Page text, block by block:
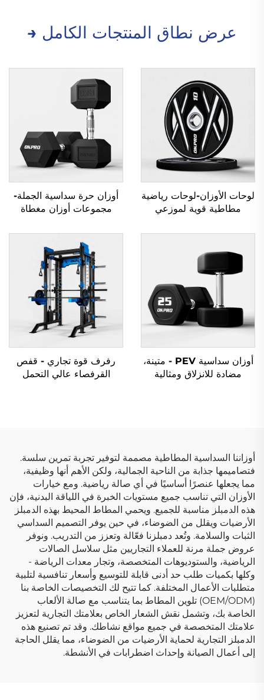
عرض نطاق المنتجات الكامل →
لوحات الأوزان-لوحات رياضية
مطاطية قوية لموزعي
أوزان حرة سداسية الجملة-
مجموعات أوزان مغطاة
أوزان سداسية PEV - متينة،
مضادة للانزلاق ومثالية
رفرف قوة تجاري - قفص
القرفصاء عالي التحمل
أوزاننا السداسية المطاطية مصممة لتوفير تجربة تمرين سلسة.
فتصاميمها جذابة من الناحية الجمالية، ولكن الأهم أنها وظيفية،
مما يجعلها عنصرًا أساسيًا في أي صالة رياضية. ومع خيارات
الأوزان التي تناسب جميع مستويات الخبرة في اللياقة البدنية، فإن
هذه الدمبلز مناسبة للجميع. ويحمي المطاط المحيط بهذه الدمبلز
الأرضيات ويقلل من الضوضاء، في حين يوفر التصميم السداسي
الثبات والسلامة. وتُعد دمبلزنا فعّالة وتعزز من التدريب. ونوفر
عروض جملة مرنة للعملاء التجاريين مثل سلاسل الصالات
الرياضية، والستوديوهات المتخصصة، وتجار معدات الرياضة -
وكلها بكميات طلب حد أدنى قابلة للتوسيع وأسعار تنافسية لتلبية
متطلبات الأعمال المختلفة. كما تتيح لك التخصيصات الخاصة بنا
(OEM/ODM) تلوين المطاط بما يتناسب مع صالة الألعاب
الخاصة بك، وتشمل نقش الشعار الخاص بعلامتك التجارية لتعزيز
علامتك المتخصصة في جميع مواقع نشاطك. وقد تم تصنيع هذه
الدمبلز التجارية لحماية الأرضيات من الضوضاء، مما يقلل الحاجة
إلى أعمال الصيانة وإحداث اضطرابات في الأنشطة.